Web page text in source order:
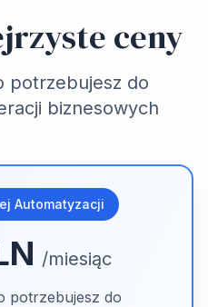
ceny
potrzebujesz do
biznesowych
Automatyzacji
/miesiąc
potrzebujesz do